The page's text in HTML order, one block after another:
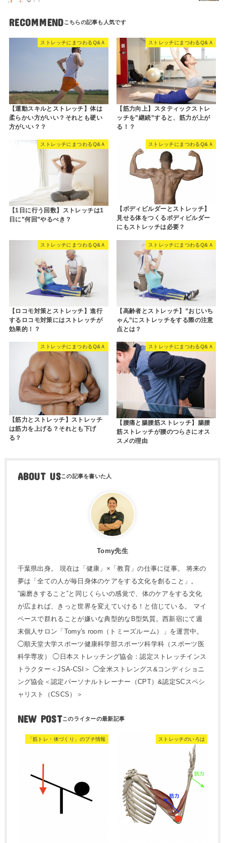
RECOMMEND
ストレッチにまつわるQ&Ａ
【運動スキルとストレッチ】体は
柔らかい方がいい？それとも硬い
方がいい？？
ストレッチにまつわるQ&Ａ
【筋力向上】スタティックストレ
ッチを”継続”すると、筋力が上が
る！？
ストレッチにまつわるQ&Ａ
【1日に行う回数】ストレッチは1
日に”何回”やるべき？
ストレッチにまつわるQ&Ａ
【ボディビルダーとストレッチ】
見せる体をつくるボディビルダー
にもストレッチは必要？
ストレッチにまつわるQ&Ａ
【ロコモ対策とストレッチ】進行
するロコモ対策にはストレッチが
効果的！？
ストレッチにまつわるQ&Ａ
【高齢者とストレッチ】”おじいち
ゃん”にストレッチをする際の注意
点とは？
ストレッチにまつわるQ&Ａ
【筋力とストレッチ】ストレッチ
は筋力を上げる？それとも下げ
る？
ストレッチにまつわるQ&Ａ
【腰痛と腸腰筋ストレッチ】腸腰
筋ストレッチが腰のつらさにオス
スメの理由
ABOUT US
Tomy先生
千葉県出身。 現在は「健康」×「教育」の仕事に従事。 将来の
夢は「全ての人が毎日身体のケアをする文化を創ること」。
”歯磨きすること”と同じくらいの感覚で、体のケアをする文化
が広まれば、きっと世界を変えていける！と信じている。 マイ
ペースで群れることが嫌いな典型的なB型気質。西新宿にて週
末個人サロン「Tomy's room（トミーズルーム）」を運営中。
◯順天堂大学スポーツ健康科学部スポーツ科学科（スポーツ医
科学専攻） ◯日本ストレッチング協会：認定ストレッチインス
トラクター＜JSA-CSI＞ ◯全米ストレングス&コンディショニ
ング協会＜認定パーソナルトレーナー（CPT）&認定SCスペシ
ャリスト（CSCS）＞
NEW POST
「筋トレ・体づくり」のプチ情報 ストレッチのいろは